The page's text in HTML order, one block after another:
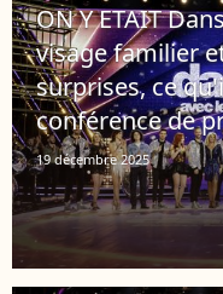
ON Y ETAIT
visage familier
surprises, ce
conférence de
19 décembre 2025